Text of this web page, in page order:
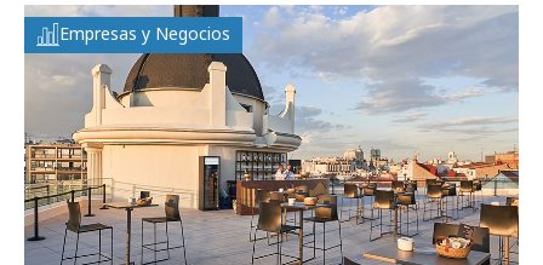
Empresas y Negocios